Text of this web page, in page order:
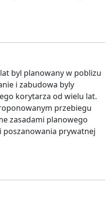
byl planowany w poblizu
i zabudowa byly
korytarza od wielu lat.
przebiegu
zasadami planowego
prywatnej